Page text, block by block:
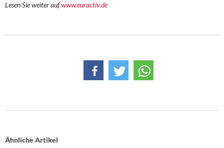
DIE LINKE
Institut Solidarische Moderne
Lesen Sie weiter aufwww.euractiv.de
Ähnliche Artikel